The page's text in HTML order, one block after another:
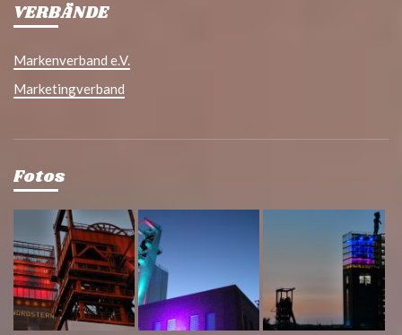
VERBÄNDE
Markenverband e.V.
Marketingverband
Fotos